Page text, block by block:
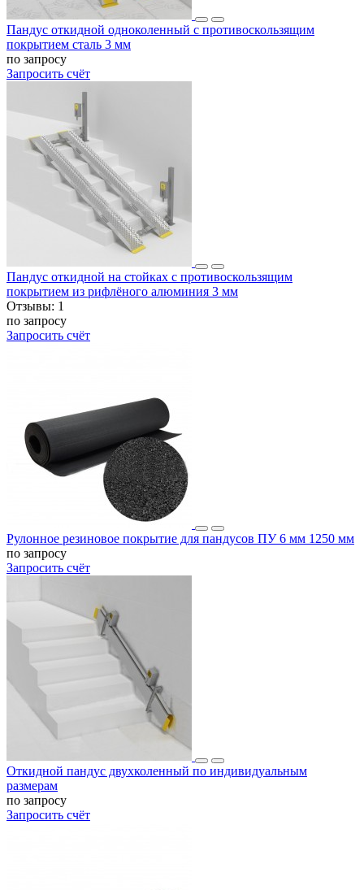
Пандус откидной одноколенный с противоскользящим
покрытием сталь 3 мм
по запросу
Запросить счёт
Пандус откидной на стойках с противоскользящим
покрытием из рифлёного алюминия 3 мм
Отзывы: 1
по запросу
Запросить счёт
Рулонное резиновое покрытие для пандусов ПУ 6 мм 1250 мм
по запросу
Запросить счёт
Откидной пандус двухколенный по индивидуальным
размерам
по запросу
Запросить счёт